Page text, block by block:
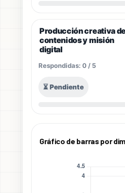
Producción creativa
contenidos y misión
digital
Respondidas: 0 / 5
⏳ Pendiente
Gráfico de barras por